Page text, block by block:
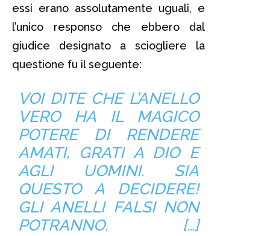
essi erano assolutamente uguali, e
l’unico responso che ebbero dal
giudice designato a sciogliere la
questione fu il seguente:
VOI DITE CHE L’ANELLO
VERO HA IL MAGICO
POTERE DI RENDERE
AMATI, GRATI A DIO E
AGLI UOMINI. SIA
QUESTO A DECIDERE!
GLI ANELLI FALSI NON
POTRANNO. […]